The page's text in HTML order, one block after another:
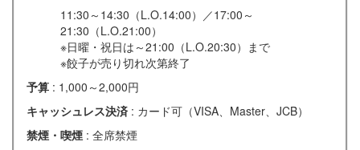
11:30～14:30（L.O.14:00）／17:00～
21:30（L.O.21:00）
※日曜・祝日は～21:00（L.O.20:30）まで
※餃子が売り切れ次第終了
予算 : 1,000～2,000円
キャッシュレス決済 : カード可（VISA、Master、JCB）
禁煙・喫煙 : 全席禁煙